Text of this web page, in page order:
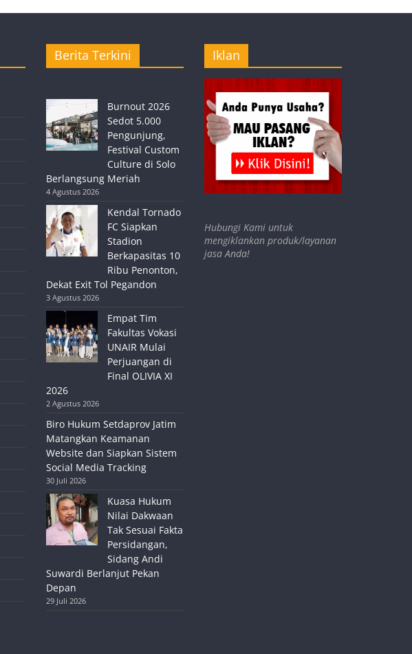
Berita Terkini
Burnout 2026
Sedot 5.000
Pengunjung,
Festival Custom
Culture di Solo
Berlangsung Meriah
4 Agustus 2026
Kendal Tornado
FC Siapkan
Stadion
Berkapasitas 10
Ribu Penonton,
Dekat Exit Tol Pegandon
3 Agustus 2026
Empat Tim
Fakultas Vokasi
UNAIR Mulai
Perjuangan di
Final OLIVIA XI
2026
2 Agustus 2026
Biro Hukum Setdaprov Jatim
Matangkan Keamanan
Website dan Siapkan Sistem
Social Media Tracking
30 Juli 2026
Kuasa Hukum
Nilai Dakwaan
Tak Sesuai Fakta
Persidangan,
Sidang Andi
Suwardi Berlanjut Pekan
Depan
29 Juli 2026
Iklan
Hubungi Kami untuk
mengiklankan produk/layanan
jasa Anda!